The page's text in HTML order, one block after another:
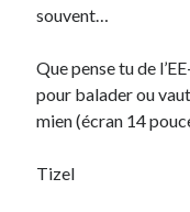
souvent…
Que pense tu de
pour balader ou
mien (écran 14
Tizel